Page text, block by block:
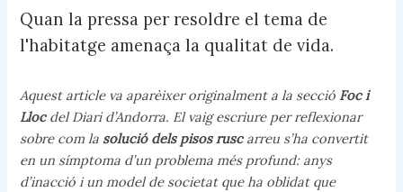
Quan la pressa per resoldre el tema de
l'habitatge amenaça la qualitat de vida.
Aquest article va aparèixer originalment a la seccióFoc i
LlocdelDiari d’Andorra. El vaig escriure per reflexionar
sobre com lasolució dels pisos ruscarreu s’ha convertit
en un símptoma d’un problema més profund: anys
d’inacció i un model de societat que ha oblidat que